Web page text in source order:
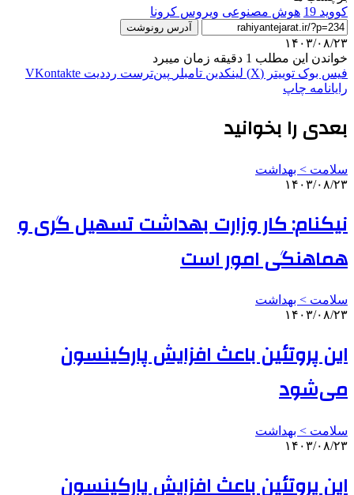
کووید 19
هوش مصنوعی ویروس کرونا
آدرس رونوشت
۱۴۰۳/۰۸/۲۳
خواندن این مطلب 1 دقیقه زمان میبرد
فیس بوک توییتر (X) لینکدین ‫تامبلر ‫پین‌ترست ‫رددیت ‫VKontakte
رایانامه چاپ
بعدی را بخوانید
سلامت > بهداشت
۱۴۰۳/۰۸/۲۳
نیکنام: کار وزارت بهداشت تسهیل گری و
هماهنگی امور است
سلامت > بهداشت
۱۴۰۳/۰۸/۲۳
این پروتئین باعث افزایش پارکینسون
می‌شود
سلامت > بهداشت
۱۴۰۳/۰۸/۲۳
این پروتئین باعث افزایش پارکینسون